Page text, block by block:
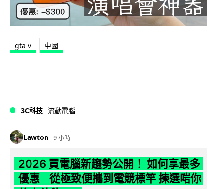
gta v 中國
3C科技 流動電腦
Lawton 9 小時
2026 買電腦新趨勢公開！ 如何享最多
優惠 從極致便攜到電競標竿 揀選啱你